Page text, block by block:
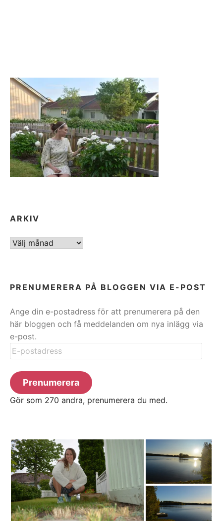
ARKIV
ARKIV
PRENUMERERA PÅ BLOGGEN VIA E-POST
Ange din e-postadress för att prenumerera på den
här bloggen och få meddelanden om nya inlägg via
e-post.
E-
postadress
Prenumerera
Gör som 270 andra, prenumerera du med.